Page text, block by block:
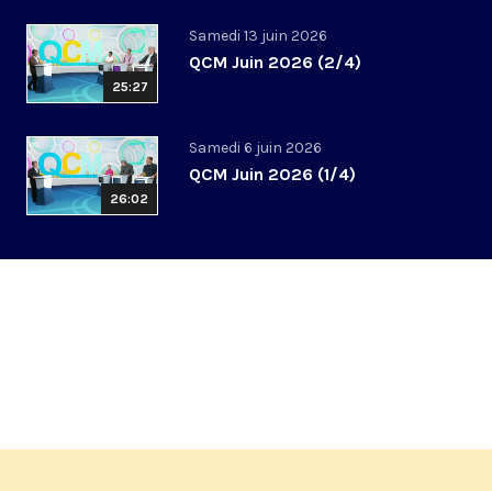
25:27
Samedi 13 juin 2026
QCM Juin 2026 (2/4)
26:02
Samedi 6 juin 2026
QCM Juin 2026 (1/4)